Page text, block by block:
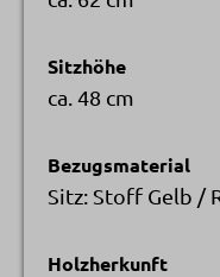
Sitzhöhe
ca. 48 cm
Bezugsmaterial
Sitz: Stoff Gelb /
Holzherkunft